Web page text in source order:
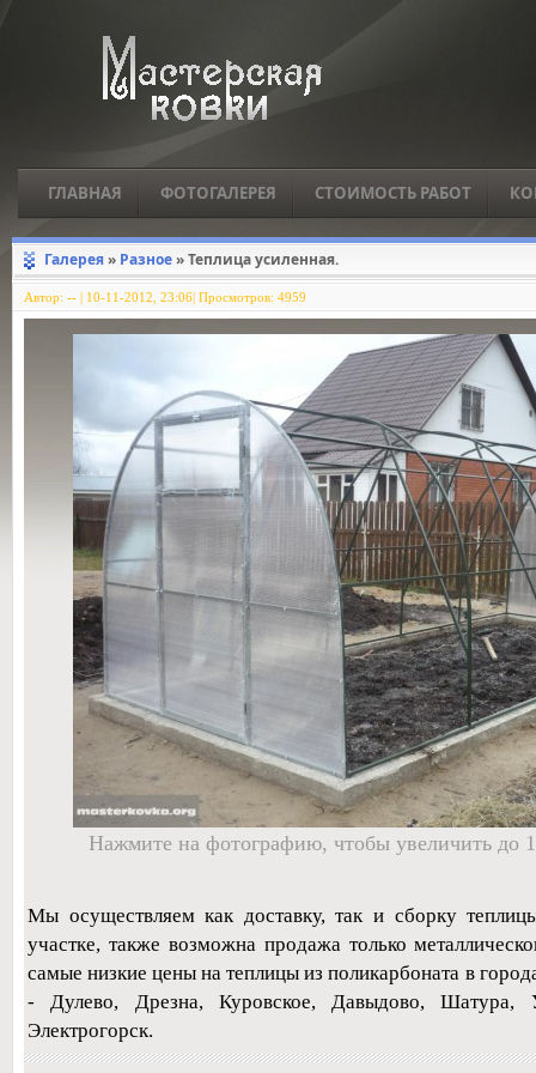
ГЛАВНАЯ ФОТОГАЛЕРЕЯ СТОИМОСТЬ РАБОТ
Галерея» Разное» Теплица усиленная.
Автор: -- | 10-11-2012, 23:06| Просмотров: 4959
Нажмите на фотографию, чтобы увеличить до
Мы осуществляем как доставку, так и сборку
участке, также возможна продажа только
самые низкие цены на теплицы из поликарбоната в
- Дулево, Дрезна, Куровское, Давыдово, Шатура,
Электрогорск.